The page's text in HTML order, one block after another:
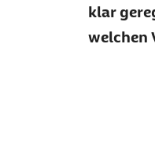
klar
welchen